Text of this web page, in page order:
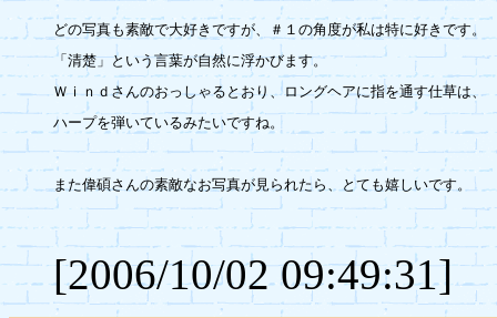
どの写真も素敵で大好きですが、＃１の角度が私は特に好きです。
「清楚」という言葉が自然に浮かびます。
Ｗｉｎｄさんのおっしゃるとおり、ロングヘアに指を通す仕草は、
ハープを弾いているみたいですね。
また偉碩さんの素敵なお写真が見られたら、とても嬉しいです。
[2006/10/02 09:49:31]